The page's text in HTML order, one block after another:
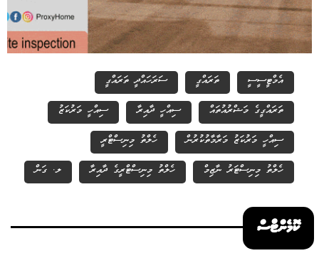
އެމްޓީސީސީ ތަރައްގީ
ސަރަހައްދީ ތަރައްގީ
ތަރައްގީގެ މަޝްރުއުތައް
ސިއްހީ ދާއިރާ
ސިއްހީ މަރުކަޒު
ސިއްހީ މަރުކަޒު މަރާމާތުކުރުން
ހެލްތު މިނިސްޓްރީ
ހެލްތު މިނިސްޓަރު ނާޒިމް
ހެލްތު މިނިސްޓްރީގެ ދާއިރާ ލ. ގަން
ކޮމެންޓްސް